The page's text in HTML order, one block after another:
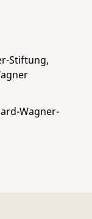
Stiftung,
Wagner-